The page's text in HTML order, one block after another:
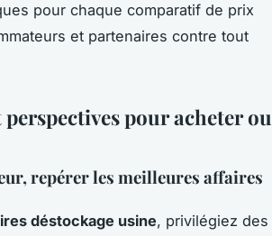
pour chaque comparatif de prix
et partenaires contre tout
pour acheter ou
repérer les meilleures affaires
déstockage usine, privilégiez des